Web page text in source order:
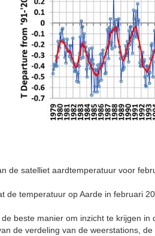
de satelliet aardtemperatuur voor
de temperatuur op Aarde in februari
beste manier om inzicht te krijgen
de verdeling van de weerstations,